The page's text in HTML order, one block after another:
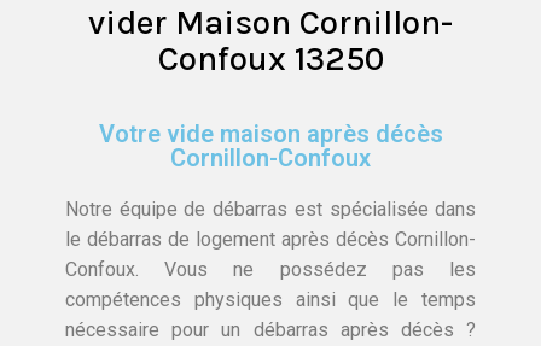
vider Maison Cornillon-
Confoux 13250
Votre vide maison après décès
Cornillon-Confoux
Notre équipe de débarras est spécialisée dans
le débarras de logement après décès Cornillon-
Confoux. Vous ne possédez pas les
compétences physiques ainsi que le temps
nécessaire pour un débarras après décès ?